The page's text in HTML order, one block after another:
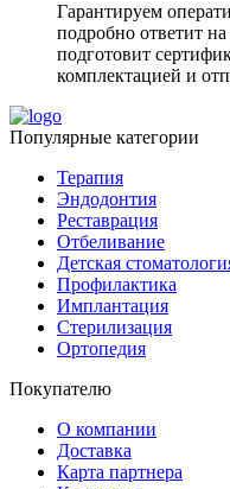
Гарантируем
подробно ответит
подготовит
комплектацией и
Популярные категории
Терапия
Эндодонтия
Реставрация
Отбеливание
Детская
Профилактика
Имплантация
Стерилизация
Ортопедия
Покупателю
О компании
Доставка
Карта партнера